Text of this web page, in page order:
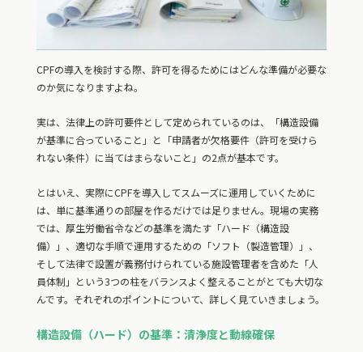
CPFの導入を検討する際、許可を得るためにはどんな準備が必要な
のか気になりますよね。
実は、法律上の許可要件として定められているのは、「構造設備
が基準に合っていること」と「申請者が欠格要件（許可を受けら
れない条件）に当てはまらないこと」の2点が基本です。
とはいえ、実際にCPFを導入してスムーズに運用していくために
は、単に基準通りの部屋を作るだけでは足りません。現場の実務
では、厚生労働省令などの基準を満たす「ハード（構造設
備）」、適切な手順で運用するための「ソフト（製造管理）」、
そして法律で設置が義務付けられている施設管理者を含めた「人
員体制」という3つの柱をバランスよく整えることがとても大切な
んです。それぞれのポイントについて、詳しく見ていきましょう。
構造設備（ハード）の基準：清浄度と動線確保